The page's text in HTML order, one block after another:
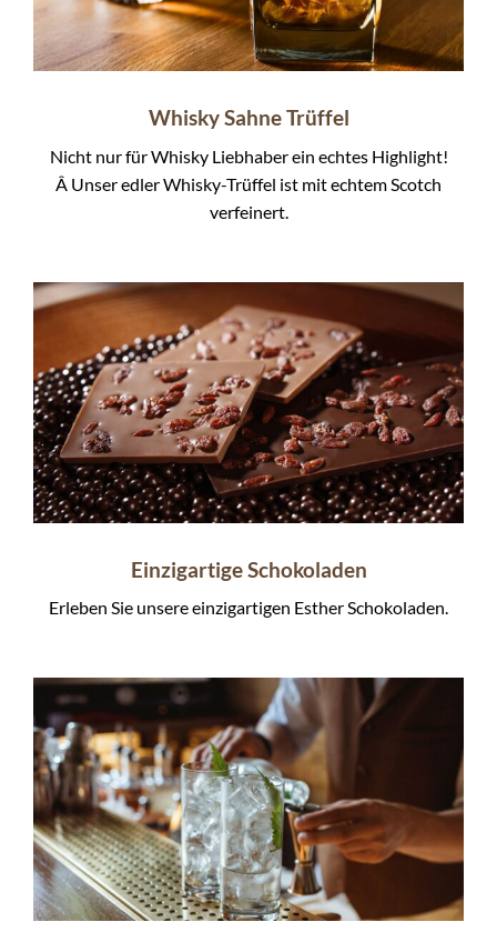
Whisky Sahne Trüffel
Nicht nur für Whisky Liebhaber ein echtes Highlight!
Â Unser edler Whisky-Trüffel ist mit echtem Scotch
verfeinert.
Einzigartige Schokoladen
Erleben Sie unsere einzigartigen Esther Schokoladen.